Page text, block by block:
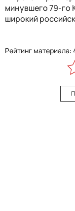
минувшего 79-го
широкий
Рейтинг материала: